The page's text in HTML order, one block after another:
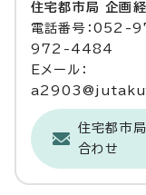
住宅都市局 企画
電話番号：052-
972-4484
Eメール：
住宅都市
合わせ